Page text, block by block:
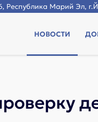
Республика Марий Эл,
НОВОСТИ